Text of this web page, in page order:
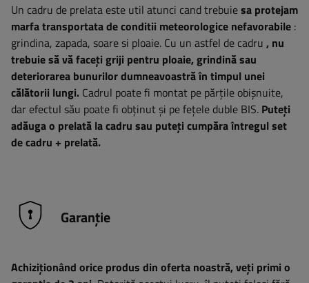
Un cadru de prelata este util atunci cand trebuiesa protejam
marfa transportata de conditii meteorologice nefavorabile :
grindina, zapada, soare si ploaie. Cu un astfel de cadru , nu
trebuie să vă faceți griji pentru ploaie, grindină sau
deteriorarea bunurilor dumneavoastră în timpul unei
călătorii lungi. Cadrul poate fi montat pe părțile obișnuite,
dar efectul său poate fi obținut și pe fețele duble BIS. Puteți
adăuga o prelată la cadru sau puteți cumpăra întregul set
de cadru + prelată.
Garanție
Achiziționând orice produs din oferta noastră, veți primi o